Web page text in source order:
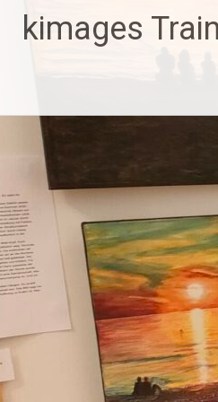
Zum
Inhaltkimages